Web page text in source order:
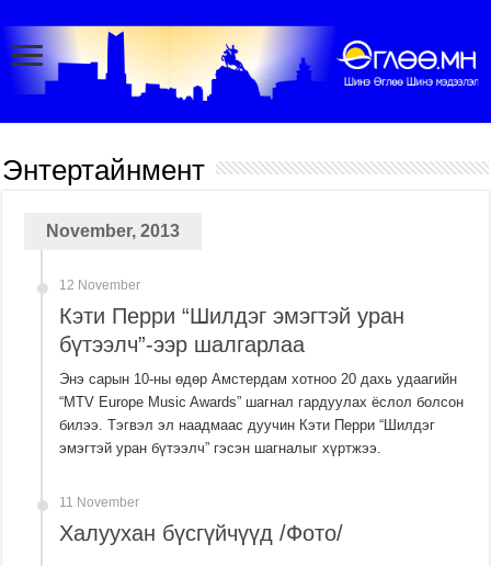
Энтертайнмент
November, 2013
12 November
Кэти Перри “Шилдэг эмэгтэй уран
бүтээлч”-ээр шалгарлаа
Энэ сарын 10-ны өдөр Амстердам хотноо 20 дахь удаагийн
“MTV Europe Music Awards” шагнал гардуулах ёслол болсон
билээ. Тэгвэл эл наадмаас дуучин Кэти Перри “Шилдэг
эмэгтэй уран бүтээлч” гэсэн шагналыг хүртжээ.
11 November
Халуухан бүсгүйчүүд /Фото/